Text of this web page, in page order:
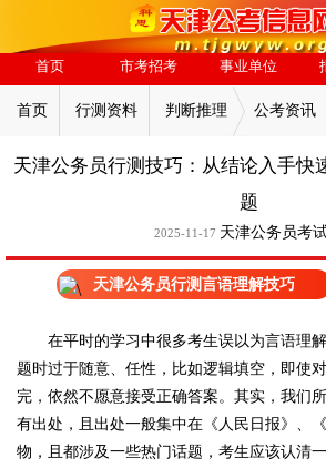
首页 市考招考 事业单位
首页 行测资料 判断推理 公考资讯
天津公务员行测技巧：从结论入手快
题
2025-11-17 天津公务员考
天津公务员行测言语理解技巧
在平时的学习中很多考生误以为言语理
题时过于随意、任性，比如逻辑填空，即使
完，依然不愿意接受正确答案。其实，我们
有出处，且出处一般集中在《人民日报》、
物，且都涉及一些热门话题，考生应该认清